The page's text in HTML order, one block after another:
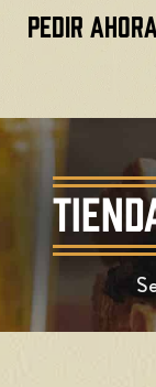
PEDIR AHORA